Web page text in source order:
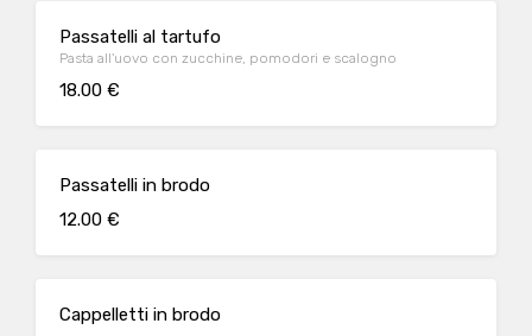
Passatelli al tartufo
Pasta all'uovo con zucchine, pomodori e scalogno
18.00 €
Passatelli in brodo
12.00 €
Cappelletti in brodo